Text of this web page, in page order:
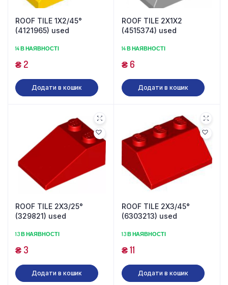
ROOF TILE 1X2/45°
(4121965) used
14 В НАЯВНОСТІ
₴2
Додати в кошик
ROOF TILE 2X1X2
(4515374) used
14 В НАЯВНОСТІ
₴6
Додати в кошик
ROOF TILE 2X3/25°
(329821) used
13 В НАЯВНОСТІ
₴3
Додати в кошик
ROOF TILE 2X3/45°
(6303213) used
13 В НАЯВНОСТІ
₴11
Додати в кошик